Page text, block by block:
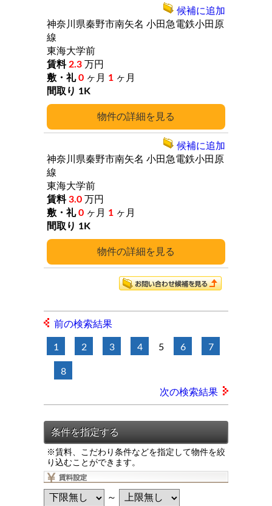
詳細
神奈川県秦野市南矢名 小田急電鉄小田原
線
東海大学前
2.3 万円
0 ヶ月 1 ヶ月
1K
候補に追加
詳細
神奈川県秦野市南矢名 小田急電鉄小田原
線
東海大学前
3.0 万円
0 ヶ月 1 ヶ月
1K
候補に追加
前の検索結果
1 2 3 4 5 6 7
8
次の検索結果
※賃料、こだわり条件などを指定して物件を絞
り込むことができます。
～